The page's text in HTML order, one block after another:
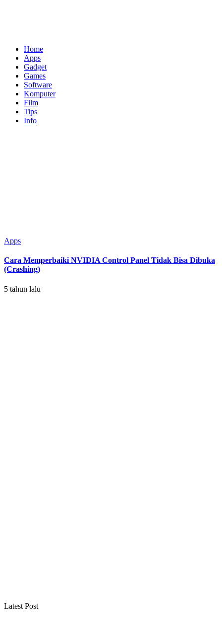
Home
Apps
Gadget
Games
Software
Komputer
Film
Tips
Info
Apps
Cara Memperbaiki NVIDIA Control Panel Tidak Bisa Dibuka
(Crashing)
5 tahun lalu
Latest Post